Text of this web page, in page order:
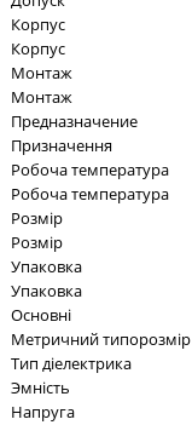
Корпус
Корпус
Монтаж
Монтаж
Предназначение
Призначення
Робоча температура
Робоча температура
Розмір
Розмір
Упаковка
Упаковка
Основні
Метричний типорозмір
Тип діелектрика
Эмність
Напруга